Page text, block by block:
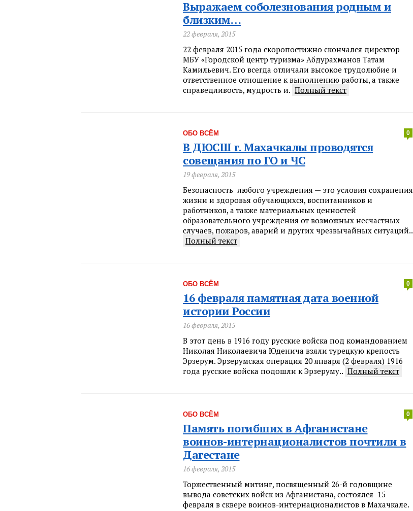
Выражаем соболезнования родным и
близким…
22 февраля, 2015
22 февраля 2015 года скоропостижно скончался директор
МБУ «Городской центр туризма» Абдурахманов Татам
Камильевич. Его всегда отличали высокое трудолюбие и
ответственное отношение к выполнению работы, а также
справедливость, мудрость и. Полный текст
ОБО ВСЁМ 0
В ДЮСШ г. Махачкалы проводятся
совещания по ГО и ЧС
19 февраля, 2015
Безопасность любого учреждения — это условия сохранения
жизни и здоровья обучающихся, вос­питанников и
работников, а также материальных ценно­стей
образовательного учреждения от возможных не­счастных
случаев, пожаров, аварий и других чрезвычай­ных ситуаций..
Полный текст
ОБО ВСЁМ 0
16 февраля памятная дата военной
истории России
16 февраля, 2015
В этот день в 1916 году русские войска под командованием
Николая Николаевича Юденича взяли турецкую крепость
Эрзерум. Эрзерумская операция 20 января (2 февраля) 1916
года русские войска подошли к Эрзеруму.. Полный текст
ОБО ВСЁМ 0
Память погибших в Афганистане
воинов-интернационалистов почтили в
Дагестане
16 февраля, 2015
Торжественный митинг, посвященный 26-й годовщине
вывода советских войск из Афганистана, состоялся 15
февраля в сквере воинов-интернационалистов в Махачкале.